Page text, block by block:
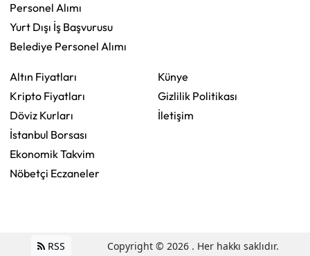
Personel Alımı
Yurt Dışı İş Başvurusu
Belediye Personel Alımı
Altın Fiyatları
Kripto Fiyatları
Döviz Kurları
İstanbul Borsası
Ekonomik Takvim
Nöbetçi Eczaneler
Künye
Gizlilik Politikası
İletişim
RSS Copyright © 2026 . Her hakkı saklıdır.